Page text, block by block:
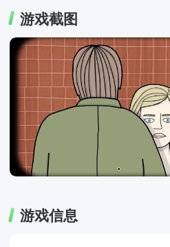
游戏截图
游戏信息